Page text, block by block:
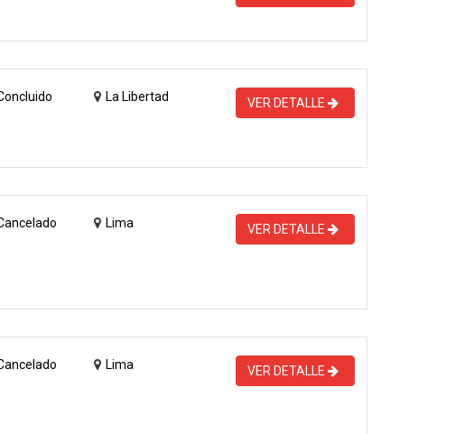
La Libertad VER DETALLE
Lima VER DETALLE
Lima VER DETALLE